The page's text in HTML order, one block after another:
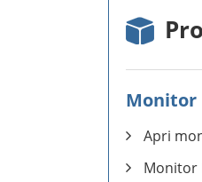
Monitor
Apri
Monitor